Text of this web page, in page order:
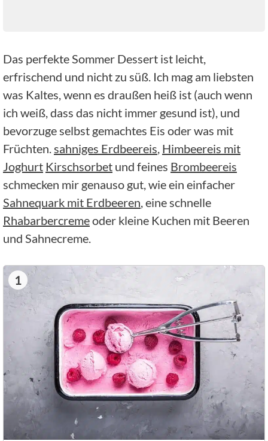
Das perfekte Sommer Dessert ist leicht,
erfrischend und nicht zu süß. Ich mag am liebsten
was Kaltes, wenn es draußen heiß ist (auch wenn
ich weiß, dass das nicht immer gesund ist), und
bevorzuge selbst gemachtes Eis oder was mit
Früchten.sahniges Erdbeereis, Himbeereis mit
Joghurt Kirschsorbet und feines Brombeereis
schmecken mir genauso gut, wie ein einfacher
Sahnequark mit Erdbeeren, eine schnelle
Rhabarbercremeoder kleine Kuchen mit Beeren
und Sahnecreme.
1